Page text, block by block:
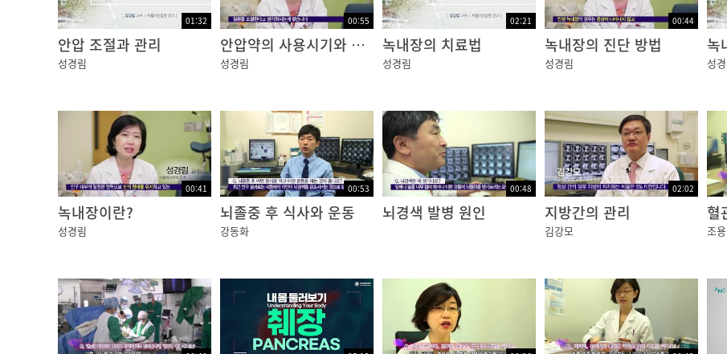
그렇다면, 진짜 저혈당에 주의해야 하는 사람들은 어떤 사람들일까요?
당연히 혈당 조절 작용에 문제가 있는 당뇨병 환자들입니다.
하게 높아지거나 떨어지는데요,
당뇨병 환자가 혈당이 떨어지는 경우는 식사를 거르거나 식사 시간이 너무 늦어졌을 때, 식사양이 적었을
소에 비해 활동량이 많았을 때,
또 인슐린이나 경구혈당강하제를 정해진 양보다 많이 주사하거나 복용했을 때 등 입니다.
당뇨병환자들에게 저혈당 증상이 나타났을 때, 어떤 조치를 취해야 할까요?
우선, 즉시 혈당을 측정해서 70mg/dl 이하로 혈당이 떨어져있다면 당분을 섭취토록 해야 하는데요.
주스나 콜라 반 잔, 사탕 3~4개, 설탕 1큰술 정도의 당분이면 충분합니다.
당분을 섭취한 후에는 10~15분 정도 휴식을 취하고 혈당을 다시 측정해봅니다.
그래도 저혈당 상태라면 같은 양의 당분을 한 번 더 섭취해보고, 계속되면 빨리 병원으로 가야 합니다.
01:32
안압 조절과 관리
성경림
00:55
안압약의 사용시기와 부작용
성경림
02:21
녹내장의 치료법
성경림
00:44
녹내장의 진단 방법
성경림
녹
성
00:41
녹내장이란?
성경림
00:53
뇌졸중 후 식사와 운동
강동화
00:48
뇌경색 발병 원인
02:02
지방간의 관리
김강모
혈
조